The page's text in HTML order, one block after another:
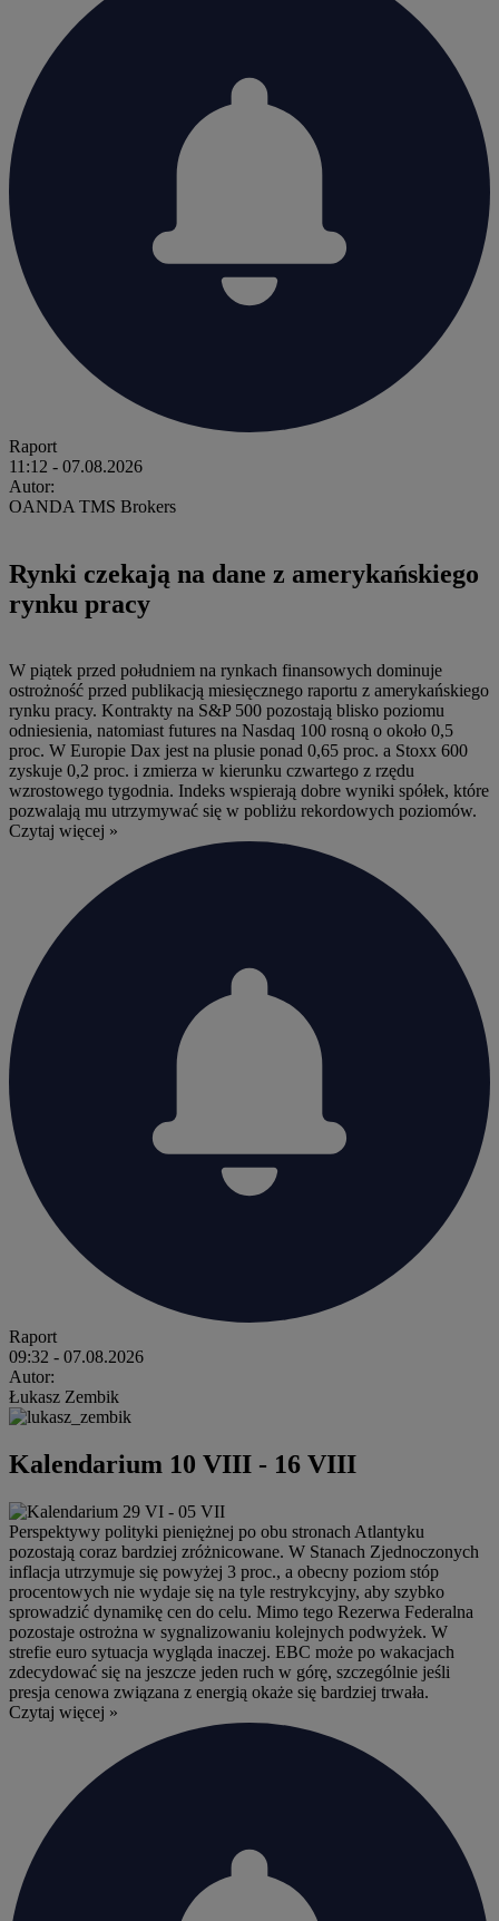
Raport
11:12 - 07.08.2026
Autor:
OANDA TMS Brokers
Rynki czekają na dane z amerykańskiego
rynku pracy
W piątek przed południem na rynkach finansowych dominuje
ostrożność przed publikacją miesięcznego raportu z amerykańskiego
rynku pracy. Kontrakty na S&P 500 pozostają blisko poziomu
odniesienia, natomiast futures na Nasdaq 100 rosną o około 0,5
proc. W Europie Dax jest na plusie ponad 0,65 proc. a Stoxx 600
zyskuje 0,2 proc. i zmierza w kierunku czwartego z rzędu
wzrostowego tygodnia. Indeks wspierają dobre wyniki spółek, które
pozwalają mu utrzymywać się w pobliżu rekordowych poziomów.
Czytaj więcej »
Raport
09:32 - 07.08.2026
Autor:
Łukasz Zembik
Kalendarium 10 VIII - 16 VIII
Perspektywy polityki pieniężnej po obu stronach Atlantyku
pozostają coraz bardziej zróżnicowane. W Stanach Zjednoczonych
inflacja utrzymuje się powyżej 3 proc., a obecny poziom stóp
procentowych nie wydaje się na tyle restrykcyjny, aby szybko
sprowadzić dynamikę cen do celu. Mimo tego Rezerwa Federalna
pozostaje ostrożna w sygnalizowaniu kolejnych podwyżek. W
strefie euro sytuacja wygląda inaczej. EBC może po wakacjach
zdecydować się na jeszcze jeden ruch w górę, szczególnie jeśli
presja cenowa związana z energią okaże się bardziej trwała.
Czytaj więcej »